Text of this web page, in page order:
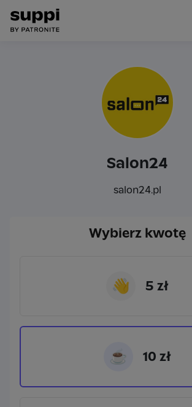
Salon24
salon24.pl
Wybierz kwotę
👋 5 zł
☕ 10 zł